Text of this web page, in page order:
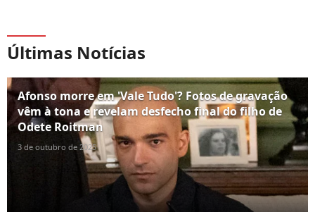
Últimas Notícias
Afonso morre em 'Vale Tudo'? Fotos de gravação
vêm à tona e revelam desfecho final do filho de
Odete Roitman
3 de outubro de 2025